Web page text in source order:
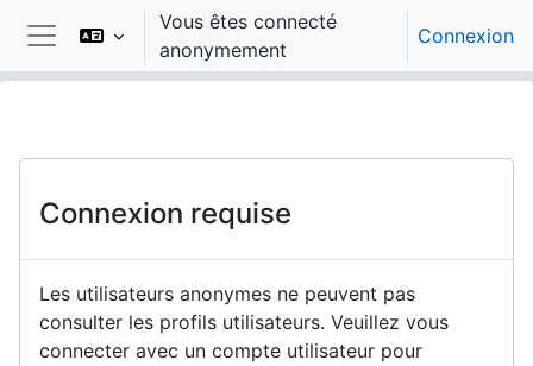
Passer au contenu principal
Panneau latéral
Vous êtes connecté
anonymement
Connexion
Connexion requise
Les utilisateurs anonymes ne peuvent pas
consulter les profils utilisateurs. Veuillez vous
connecter avec un compte utilisateur pour